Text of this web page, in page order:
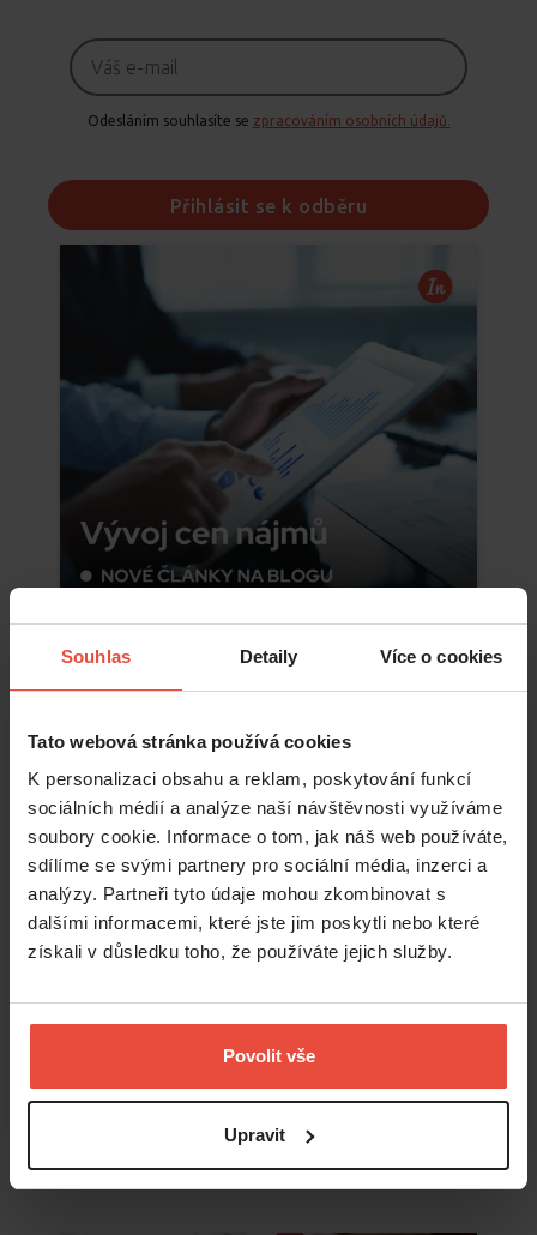
Souhlas Detaily Více o cookies
Tato webová stránka používá cookies
K personalizaci obsahu a reklam, poskytování funkcí
sociálních médií a analýze naší návštěvnosti využíváme
soubory cookie. Informace o tom, jak náš web používáte,
sdílíme se svými partnery pro sociální média, inzerci a
analýzy. Partneři tyto údaje mohou zkombinovat s
dalšími informacemi, které jste jim poskytli nebo které
získali v důsledku toho, že používáte jejich služby.
Povolit vše
Upravit
Odesláním souhlasíte se zpracováním osobních údajů.
Přihlásit se k odběru
Číst více